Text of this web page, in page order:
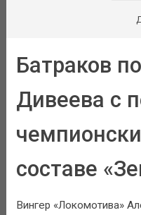
Батраков
Дивеева с
составе
Вингер «Локомотива»